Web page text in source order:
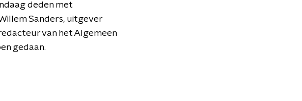
deden met
Sanders, uitgever
van het Algemeen
gedaan.